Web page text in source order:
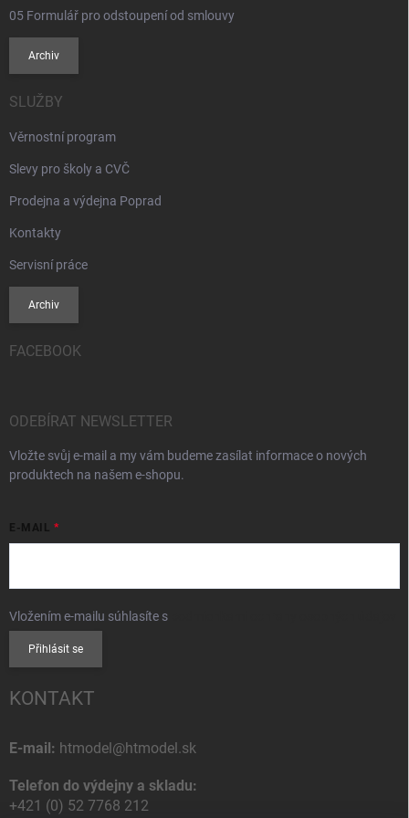
05 Formulář pro odstoupení od smlouvy
Archiv
SLUŽBY
Věrnostní program
Slevy pro školy a CVČ
Prodejna a výdejna Poprad
Kontakty
Servisní práce
Archiv
FACEBOOK
ODEBÍRAT NEWSLETTER
Vložte svůj e-mail a my vám budeme zasílat informace o nových
produktech na našem e-shopu.
E-MAIL
Vložením e-mailu súhlasíte s
Přihlásit se
KONTAKT
E-mail: htmodel@htmodel.sk
Telefon do výdejny a skladu:
+421 (0) 52 7768 212